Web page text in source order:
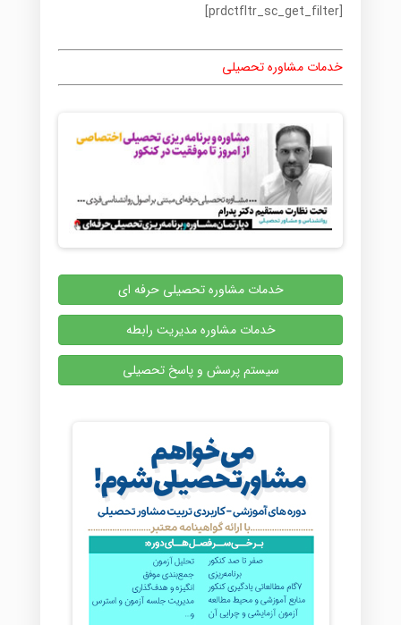
[prdctfltr_sc_get_filter]
خدمات مشاوره تحصیلی
خدمات مشاوره تحصیلی حرفه ای
خدمات مشاوره مدیریت رابطه
سیستم پرسش و پاسخ تحصیلی